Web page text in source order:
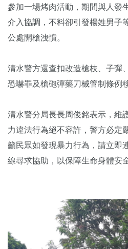
參加一場烤肉活動，期間與人發
介入協調，不料卻引發楊姓男子
公處開槍洩憤。
清水警方還查扣改造槍枝、子彈
恐嚇罪及槍砲彈藥刀械管制條例
清水警分局長長周俊銘表示，維
力違法行為絕不容許，警方必定
籲民眾如發現暴力行為，請立即
線尋求協助，以保障生命身體安全